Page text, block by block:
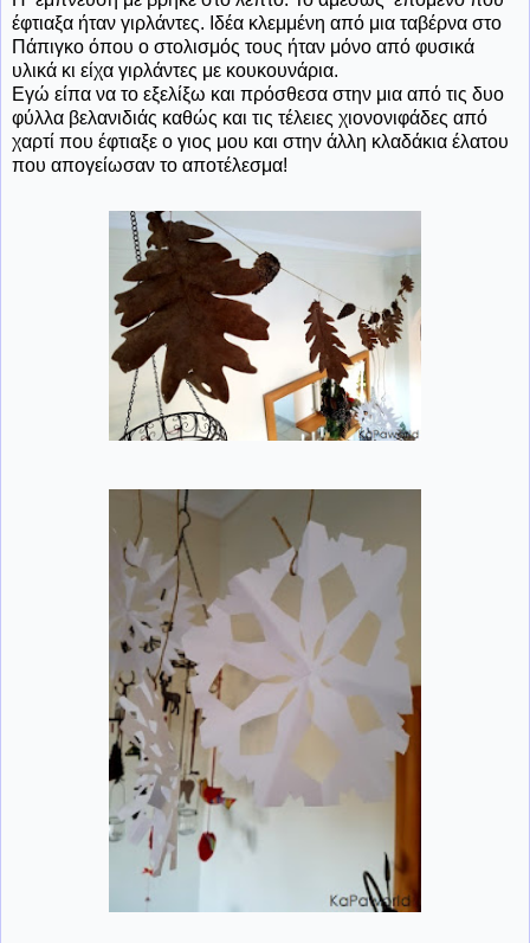
έφτιαξα ήταν γιρλάντες. Ιδέα κλεμμένη από μια ταβέρνα στο
Πάπιγκο όπου ο στολισμός τους ήταν μόνο από φυσικά
υλικά κι είχα γιρλάντες με κουκουνάρια.
Εγώ είπα να το εξελίξω και πρόσθεσα στην μια από τις δυο
φύλλα βελανιδιάς καθώς και τις τέλειες χιονονιφάδες από
χαρτί που έφτιαξε ο γιος μου και στην άλλη κλαδάκια έλατου
που απογείωσαν το αποτέλεσμα!